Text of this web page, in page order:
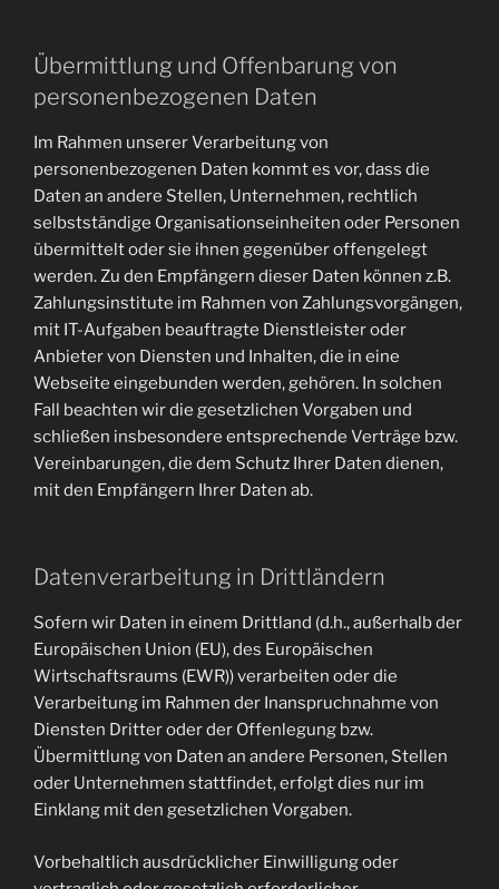
Übermittlung und Offenbarung von
personenbezogenen Daten
Im Rahmen unserer Verarbeitung von
personenbezogenen Daten kommt es vor, dass die
Daten an andere Stellen, Unternehmen, rechtlich
selbstständige Organisationseinheiten oder Personen
übermittelt oder sie ihnen gegenüber offengelegt
werden. Zu den Empfängern dieser Daten können z.B.
Zahlungsinstitute im Rahmen von Zahlungsvorgängen,
mit IT-Aufgaben beauftragte Dienstleister oder
Anbieter von Diensten und Inhalten, die in eine
Webseite eingebunden werden, gehören. In solchen
Fall beachten wir die gesetzlichen Vorgaben und
schließen insbesondere entsprechende Verträge bzw.
Vereinbarungen, die dem Schutz Ihrer Daten dienen,
mit den Empfängern Ihrer Daten ab.
Datenverarbeitung in Drittländern
Sofern wir Daten in einem Drittland (d.h., außerhalb der
Europäischen Union (EU), des Europäischen
Wirtschaftsraums (EWR)) verarbeiten oder die
Verarbeitung im Rahmen der Inanspruchnahme von
Diensten Dritter oder der Offenlegung bzw.
Übermittlung von Daten an andere Personen, Stellen
oder Unternehmen stattfindet, erfolgt dies nur im
Einklang mit den gesetzlichen Vorgaben.
Vorbehaltlich ausdrücklicher Einwilligung oder